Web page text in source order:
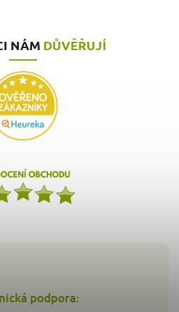
podpora:
NÁM DŮVĚŘUJÍ